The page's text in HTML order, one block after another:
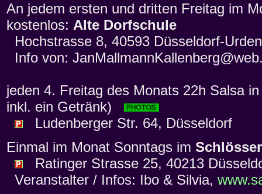
An jedem ersten und dritten Freitag im
kostenlos: Alte Dorfschule
Hochstrasse 8, 40593 Düsseldorf-
Info von:
jeden 4. Freitag des Monats 22h Salsa
inkl. ein Getränk)
Ludenberger Str. 64, Düsseldorf
Einmal im Monat Sonntags im
Ratinger Strasse 25, 40213
Veranstalter / Infos: Ibo & Silvia,